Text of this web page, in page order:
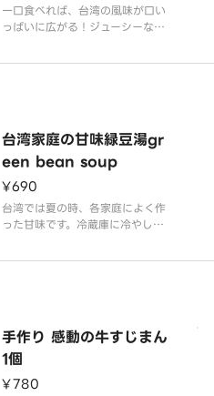
一口食べれば、台湾の風味が口い
っぱいに広がる！ジューシーな鶏
チ。食べたくなる衝動に駆られる
台湾家庭の甘味緑豆湯gr
een bean soup
¥690
台湾では夏の時、各家庭によく作
った甘味です。冷蔵庫に冷やして
す
手作り 感動の牛すじまん
1個
¥780